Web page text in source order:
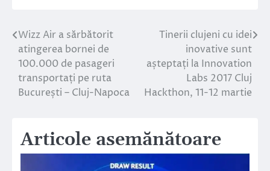
Navigare
în
articole
Wizz Air a sărbătorit
atingerea bornei de
100.000 de pasageri
transportați pe ruta
București – Cluj-Napoca
Tinerii clujeni cu idei
inovative sunt
așteptați la Innovation
Labs 2017 Cluj
Hackthon, 11-12 martie
Articole asemănătoare